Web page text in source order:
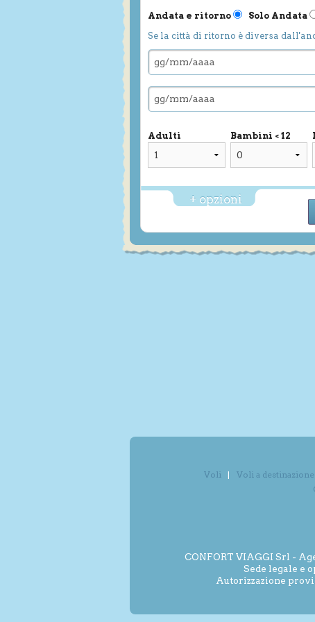
Andata e ritorno
Solo Andata
Se la città di ritorno è diversa
Adulti Bambini < 12
+ opzioni
Voli
Voli a
CONFORT VIAGGI Srl -
Sede legale e
Autorizzazione